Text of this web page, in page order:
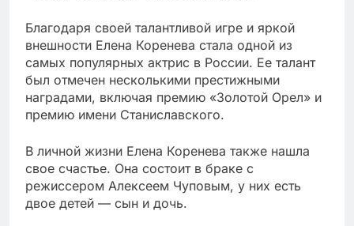
Благодаря своей талантливой игре и яркой
внешности Елена Коренева стала одной из
самых популярных актрис в России. Ее талант
был отмечен несколькими престижными
наградами, включая премию «Золотой Орел» и
премию имени Станиславского.
В личной жизни Елена Коренева также нашла
свое счастье. Она состоит в браке с
режиссером Алексеем Чуповым, у них есть
двое детей — сын и дочь.